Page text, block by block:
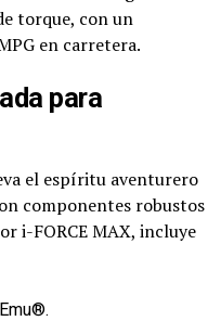
torque, con un
en carretera.
para
el espíritu aventurero
componentes robustos
i-FORCE MAX, incluye